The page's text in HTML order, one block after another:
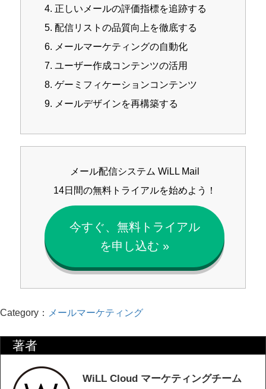
4. 正しいメールの評価指標を追跡する
5. 配信リストの品質向上を徹底する
6. メールマーケティングの自動化
7. ユーザー作成コンテンツの活用
8. ゲーミフィケーションコンテンツ
9. メールデザインを再構築する
メール配信システム WiLL Mail
14日間の無料トライアルを始めよう！
今すぐ、無料トライアル
を申し込む »
Category： メールマーケティング
著者
WiLL Cloud マーケティングチーム